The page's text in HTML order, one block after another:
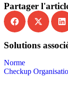
Partager
Solutions
Norme
Checkup